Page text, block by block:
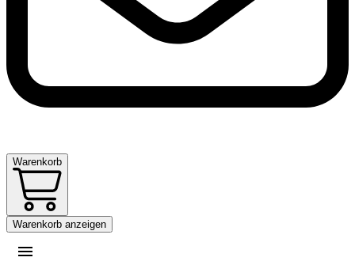
Warenkorb
Warenkorb anzeigen